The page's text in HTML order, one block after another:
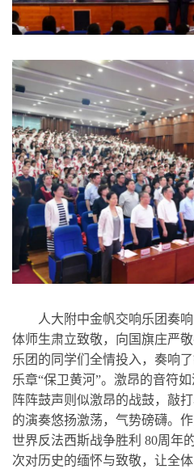
人大附中金帆交响乐团奏
体师生肃立致敬，向国旗庄严
乐团的同学们全情投入，奏响
乐章“保卫黄河”。激昂的音符
阵阵鼓声则似激昂的战鼓，敲
的演奏悠扬激荡，气势磅礴。
世界反法西斯战争胜利 80周年
次对历史的缅怀与致敬，让全